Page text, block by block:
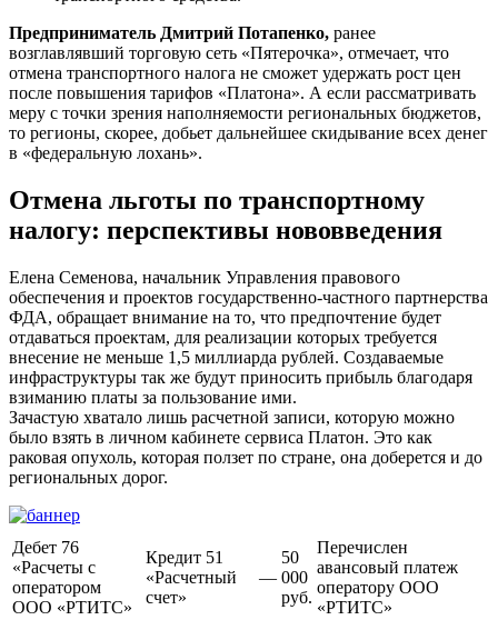
Предприниматель Дмитрий Потапенко, ранее
возглавлявший торговую сеть «Пятерочка», отмечает, что
отмена транспортного налога не сможет удержать рост цен
после повышения тарифов «Платона». А если рассматривать
меру с точки зрения наполняемости региональных бюджетов,
то регионы, скорее, добьет дальнейшее скидывание всех денег
в «федеральную лохань».
Отмена льготы по транспортному
налогу: перспективы нововведения
Елена Семенова, начальник Управления правового
обеспечения и проектов государственно-частного партнерства
ФДА, обращает внимание на то, что предпочтение будет
отдаваться проектам, для реализации которых требуется
внесение не меньше 1,5 миллиарда рублей. Создаваемые
инфраструктуры так же будут приносить прибыль благодаря
взиманию платы за пользование ими.
Зачастую хватало лишь расчетной записи, которую можно
было взять в личном кабинете сервиса Платон. Это как
раковая опухоль, которая ползет по стране, она доберется и до
региональных дорог.
Дебет 76
«Расчеты с
оператором
ООО «РТИТС»
Кредит 51
«Расчетный
счет»
—
50
000
руб.
Перечислен
авансовый платеж
оператору ООО
«РТИТС»